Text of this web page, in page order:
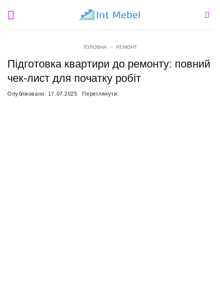
ГОЛОВНА » РЕМОНТ
Підготовка квартири до ремонту: повний
чек-лист для початку робіт
Опубліковано: 17.07.2025 Переглянути: